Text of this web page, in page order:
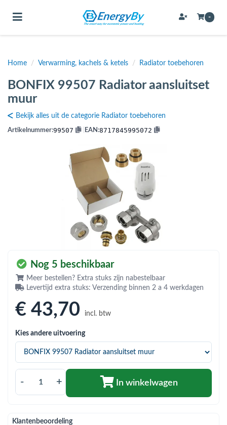
(Bevestigingsmateriaal / schroeven)
(Buffervaten, hygiene boilers & boilervaten)
(Expansievaten)
(Flexibele slangen)
(Hemelwaterafvoer & riolering)
(Circulatiepompen, pompgroepen & verdelers)
(Installatiemateriaal)
(Rookkanalen)
(Sanitair)
(Verwarming, kachels & ketels)
(Zonneboilersets & onderdelen)
(Warmtepompen en warmtepompboilers)
Toggle navigation -
Home / Verwarming, kachels & ketels / Radiator toebehoren
BONFIX 99507 Radiator aansluitset
muur
Bekijk alles uit de categorie Radiator toebehoren
Artikelnummer:99507 EAN:8717845995072
Nog 5 beschikbaar
Meer bestellen? Extra stuks zijn nabestelbaar
Levertijd extra stuks: Verzending binnen 2 a 4 werkdagen
€ 43,70 incl. btw
Kies andere uitvoering
- + In winkelwagen
Klantenbeoordeling